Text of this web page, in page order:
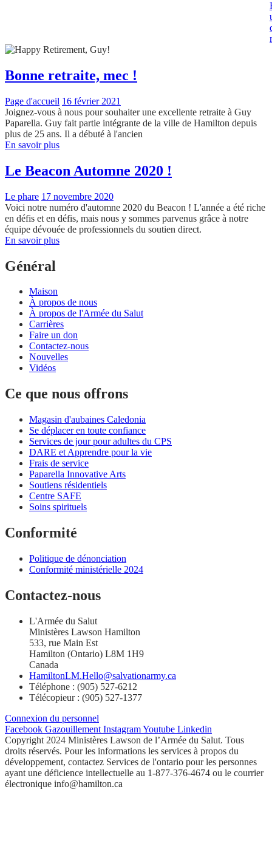
Bonne retraite, mec !
Page d'accueil 16 février 2021
Joignez-vous à nous pour souhaiter une excellente retraite à Guy
Paparella. Guy fait partie intégrante de la ville de Hamilton depuis
plus de 25 ans. Il a débuté à l'ancien
En savoir plus
Le Beacon Automne 2020 !
Le phare 17 novembre 2020
Voici notre numéro d'automne 2020 du Beacon ! L'année a été riche
en défis et en défis, mais nous y sommes parvenus grâce à notre
équipe dévouée de professionnels du soutien direct.
En savoir plus
Général
Maison
À propos de nous
À propos de l'Armée du Salut
Carrières
Faire un don
Contactez-nous
Nouvelles
Vidéos
Ce que nous offrons
Magasin d'aubaines Caledonia
Se déplacer en toute confiance
Services de jour pour adultes du CPS
DARE et Apprendre pour la vie
Frais de service
Paparella Innovative Arts
Soutiens résidentiels
Centre SAFE
Soins spirituels
Conformité
Politique de dénonciation
Conformité ministérielle 2024
Contactez-nous
L'Armée du Salut
Ministères Lawson Hamilton
533, rue Main Est
Hamilton (Ontario) L8M 1H9
Canada
HamiltonLM.Hello@salvationarmy.ca
Téléphone : (905) 527-6212
Télécopieur : (905) 527-1377
Connexion du personnel
Facebook Gazouillement InstagramYoutube Linkedin
Copyright 2024 Ministères Lawson de l’Armée du Salut. Tous
droits réservés. Pour les informations les services à propos du
développement, contactez Services de l'ontario pour les personnes
ayant une déficience intellectuelle au 1-877-376-4674 ou le courrier
électronique info@hamilton.ca